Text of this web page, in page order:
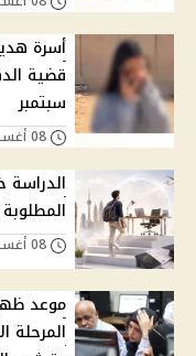
أسرة
سبتمبر
المرحلة